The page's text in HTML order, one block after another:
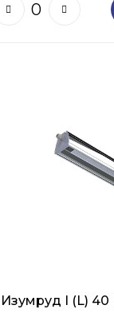
Изумруд I (L) 40